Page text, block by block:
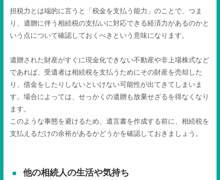
担税力とは端的に言うと「税金を支払う能力」のことで、つま
り、遺贈に伴う相続税の支払いに対応できる経済力があるのかと
いう点について確認しておくべきという意味になります。
遺贈された財産がすぐに現金化できない不動産や非上場株式など
であれば、受遺者は相続税を支払うためにその財産を売却した
り、借金をしたりしないといけない可能性が出てきてしまいま
す。場合によっては、せっかくの遺贈も放棄せざるを得なくなり
ます。
このような事態を避けるため、遺言書を作成する前に、相続税を
支払えるだけの余裕があるかどうかを確認しておきましょう。
他の相続人の生活や気持ち